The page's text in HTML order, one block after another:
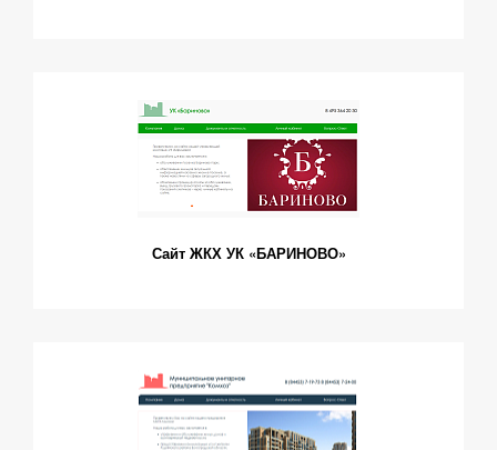
Сайт ЖКХ УК «БАРИНОВО»